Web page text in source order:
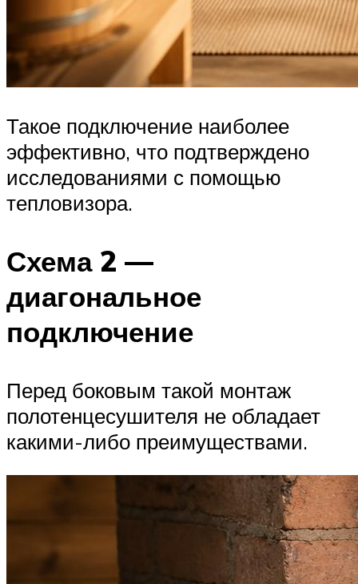
Такое подключение наиболее
эффективно, что подтверждено
исследованиями с помощью
тепловизора.
Схема 2 —
диагональное
подключение
Перед боковым такой монтаж
полотенцесушителя не обладает
какими-либо преимуществами.